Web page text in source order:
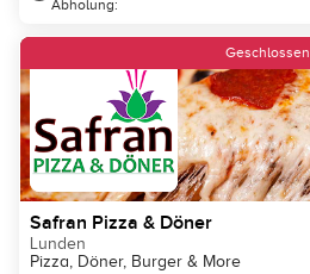
Abholung:
Geschlossen
Safran Pizza & Döner
Lunden
Pizza, Döner, Burger & More